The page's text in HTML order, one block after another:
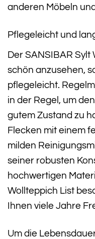
anderen Möbeln
Pflegeleicht und
Der SANSIBAR
schön anzusehen,
pflegeleicht.
in der Regel, um
gutem Zustand zu
Flecken mit einem
milden
seiner robusten
hochwertigen
Wollteppich List
Ihnen viele Jahre
Um die